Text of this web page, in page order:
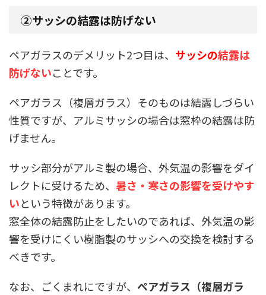
②サッシの結露は防げない
ペアガラスのデメリット2つ目は、 サッシの結露は
防げないことです。
ペアガラス（複層ガラス）そのものは結露しづらい
性質ですが、アルミサッシの場合は窓枠の結露は防
げません。
サッシ部分がアルミ製の場合、外気温の影響をダイ
レクトに受けるため、 暑さ・寒さの影響を受けやす
いという特徴があります。
窓全体の結露防止をしたいのであれば、外気温の影
響を受けにくい樹脂製のサッシへの交換を検討する
べきです。
なお、ごくまれにですが、 ペアガラス（複層ガラ